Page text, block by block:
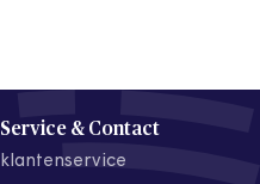
Service & Contact
klantenservice